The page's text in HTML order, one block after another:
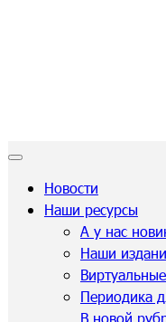
Новости
Наши ресурсы
А у нас
Наши
Периодика
В новой